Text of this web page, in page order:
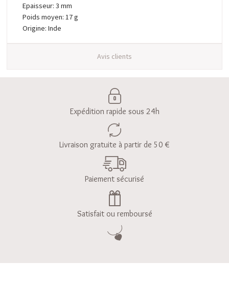
Epaisseur: 3 mm
Poids moyen: 17 g
Origine: Inde
Avis clients
Expédition rapide sous 24h
Livraison gratuite à partir de 50 €
Paiement sécurisé
Satisfait ou remboursé